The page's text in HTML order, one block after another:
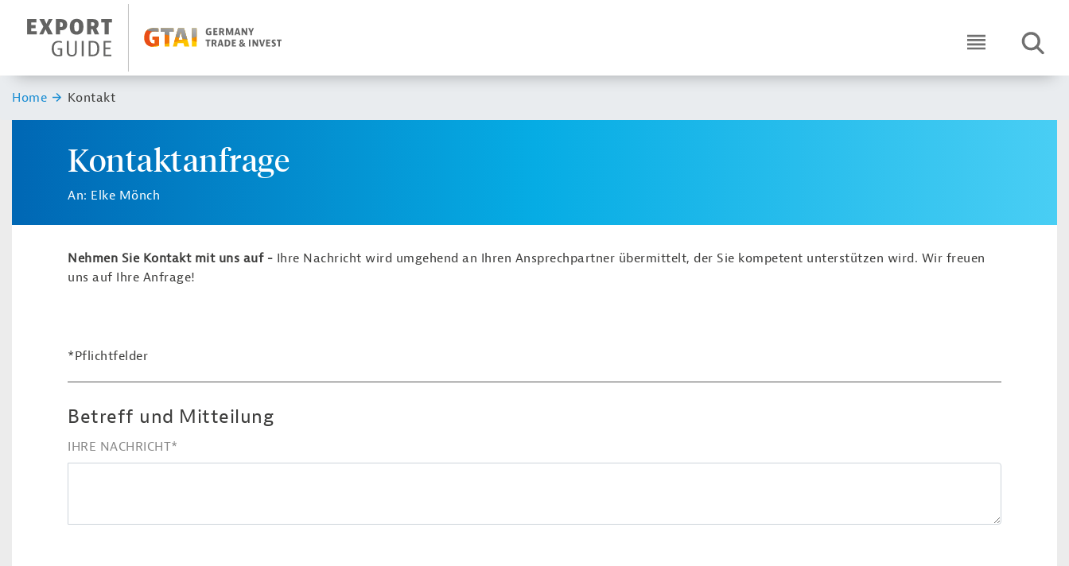
Header Logo
ICON ROUND
Sie sind hier:
Home Kontakt
Kontaktanfrage
An: Elke Mönch
Nehmen Sie Kontakt mit uns auf - Ihre Nachricht wird umgehend an Ihren Ansprechpartner übermittelt, der Sie kompetent unterstützen wird. Wir freuen
uns auf Ihre Anfrage!
*Pflichtfelder
Betreff und Mitteilung
IHRE NACHRICHT*